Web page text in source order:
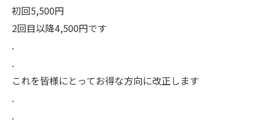
初回5,500円
2回目以降4,500円です
.
.
これを皆様にとってお得な方向に改正します
.
.